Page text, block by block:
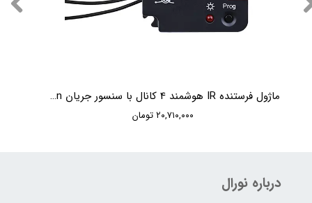
ماژول فرستنده IR هوشمند 4 کانال با سنسور جریان HDL 4CH IR Emitter with Current Detection
۲۰,۷۱۰,۰۰۰ تومان
درباره نورال